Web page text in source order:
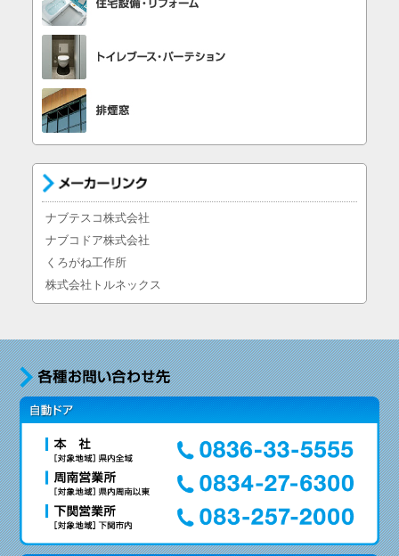
ナブテスコ株式会社
ナブコドア株式会社
くろがね工作所
株式会社トルネックス